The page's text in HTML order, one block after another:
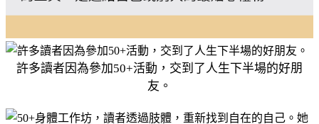
許多讀者因為參加50+活動，交到了人生下半場的好朋
友。